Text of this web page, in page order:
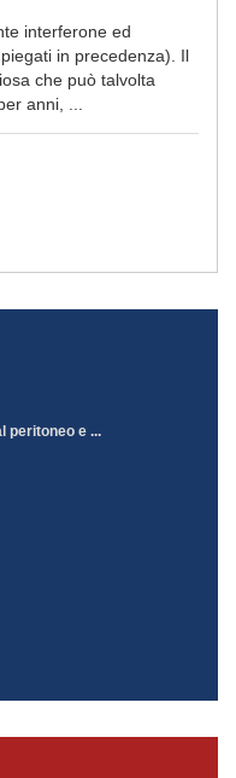
interferone ed
in precedenza). Il
che può talvolta
anni, ...
peritoneo e ...